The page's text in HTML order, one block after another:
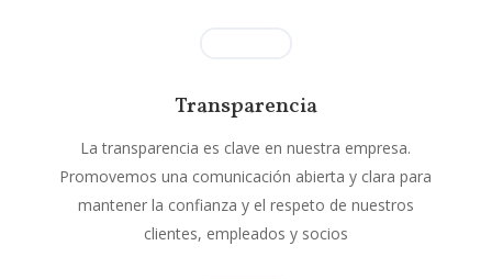
Transparencia
La transparencia es clave en nuestra empresa.
Promovemos una comunicación abierta y clara para
mantener la confianza y el respeto de nuestros
clientes, empleados y socios